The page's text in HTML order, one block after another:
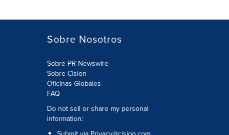
Sobre Nosotros
Sobre PR Newswire
Sobre Cision
Oficinas Globales
FAQ
Do not sell or share my personal
information: